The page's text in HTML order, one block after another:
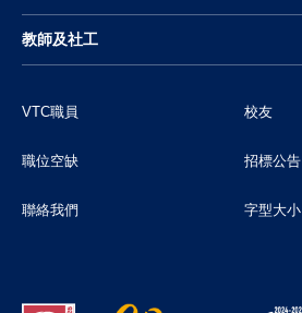
教師及社工
VTC職員 校友
職位空缺 招標公告
聯絡我們 字型大小